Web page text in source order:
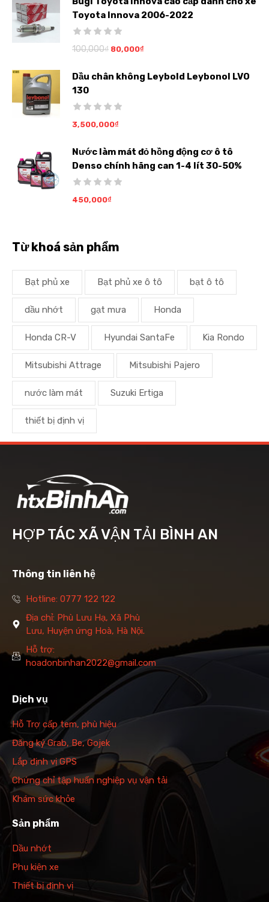
Toyota Innova 2006-2022
100,000₫ 80,000₫
Dầu chân không Leybold Leybonol LVO
130
3,500,000₫
Nước làm mát đỏ hồng động cơ ô tô
Denso chính hãng can 1-4 lít 30-50%
450,000₫
Từ khoá sản phẩm
Bạt phủ xe Bạt phủ xe ô tô bạt ô tô
dầu nhớt gạt mưa Honda
Honda CR-V Hyundai SantaFe Kia Rondo
Mitsubishi Attrage Mitsubishi Pajero
nước làm mát Suzuki Ertiga
thiết bị định vị
HỢP TÁC XÃ VẬN TẢI BÌNH AN
Thông tin liên hệ
Hotline: 0777 122 122
Địa chỉ: Phù Lưu Hạ, Xã Phù
Lưu, Huyện ứng Hoà, Hà Nội.
Hỗ trợ:
hoadonbinhan2022@gmail.com
Dịch vụ
Hỗ Trợ cấp tem, phù hiệu
Đăng ký Grab, Be, Gojek
Lắp định vị GPS
Chứng chỉ tập huấn nghiệp vụ vận tải
Khám sức khỏe
Sản phẩm
Dầu nhớt
Phụ kiện xe
Thiết bị định vị